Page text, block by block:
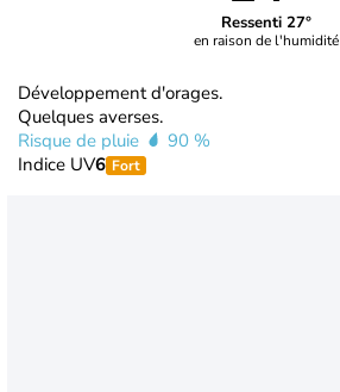
Ressenti 27°
en raison de l'humidité
Développement d'orages.
Quelques averses.
Risque de pluie
90 %
Indice UV6 Fort